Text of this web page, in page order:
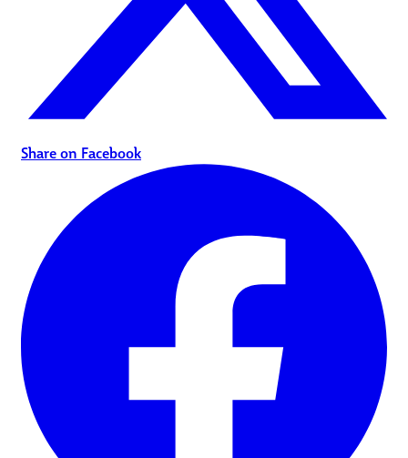
Share on Facebook